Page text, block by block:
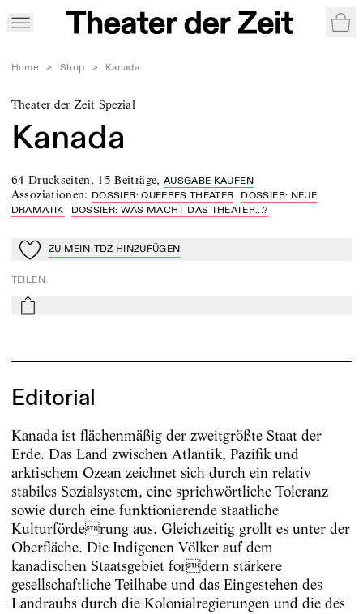
Home > Shop > Kanada
Theater der Zeit Spezial
Kanada
64 Druckseiten, 15 Beiträge, AUSGABE KAUFEN
Assoziationen: DOSSIER: QUEERES THEATER
DOSSIER: NEUE
DRAMATIK
DOSSIER: WAS MACHT DAS THEATER...?
Zu Mein-TdZ hinzufügen
ZU MEIN-TDZ HINZUFÜGEN
TEILEN:
mail
Editorial
Kanada ist flächenmäßig der zweitgrößte Staat der
Erde. Das Land zwischen Atlantik, Pazifik und
arktischem Ozean zeichnet sich durch ein relativ
stabiles Sozialsystem, eine sprichwörtliche Toleranz
sowie durch eine funktionierende staatliche
Kulturförderung aus. Gleichzeitig grollt es unter der
Oberfläche. Die Indigenen Völker auf dem
kanadischen Staatsgebiet fordern stärkere
gesellschaftliche Teilhabe und das Eingestehen des
Landraubs durch die Kolonialregierungen und die des